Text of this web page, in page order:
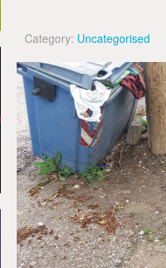
Category: Uncategorised